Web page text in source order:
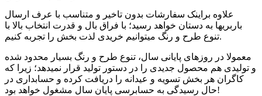
علاوه براینک سفارشات بدون تاخیر و متناسب با عرف ارسال
باربریها به دستان خواهد رسید؛ با فراق بال و قدرت انتخاب بالا با
تنوع طرح و رنگ میتوانیم خریدی لذت بخش را تجربه کنیم.
معمولا در روزهای پایانی سال، تنوع طرح و رنگ بسیار محدود شده
و تولیدی هم محصول جدیدی را در دستور تولید قرار نمیدهد؛ زیرا که
کاگران هر بخش تسویه و عیدانه را دریافت کرده و حسابداری در
حال رسیدگی به حسابرسی پایان سال مشغول خواهد بود!